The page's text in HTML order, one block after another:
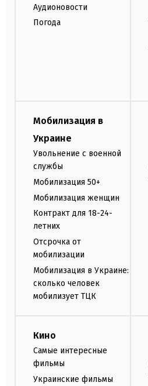
Аудионовости
Погода
Мобилизация в
Украине
Увольнение с военной
службы
Мобилизация 50+
Мобилизация женщин
Контракт для 18-24-
летних
Отсрочка от
мобилизации
Мобилизация в Украине:
сколько человек
мобилизует ТЦК
Кино
Самые интересные
фильмы
Украинские фильмы